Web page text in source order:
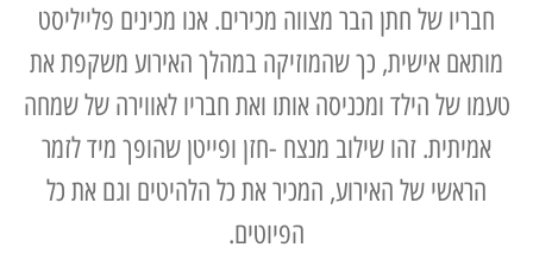
חבריו של חתן הבר מצווה מכירים. אנו מכינים פלייליסט
מותאם אישית, כך שהמוזיקה במהלך האירוע משקפת את
טעמו של הילד ומכניסה אותו ואת חבריו לאווירה של שמחה
אמיתית. זהו שילוב מנצח -חזן ופייטן שהופך מיד לזמר
הראשי של האירוע, המכיר את כל הלהיטים וגם את כל
הפיוטים.